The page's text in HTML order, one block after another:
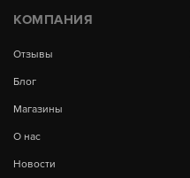
КОМПАНИЯ
Отзывы
Блог
Магазины
О нас
Новости